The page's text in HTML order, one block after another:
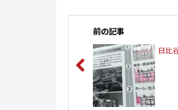
前の記事
日比